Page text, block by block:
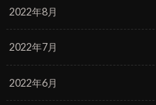
2022年8月
2022年7月
2022年6月